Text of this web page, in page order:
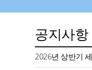
공지사항